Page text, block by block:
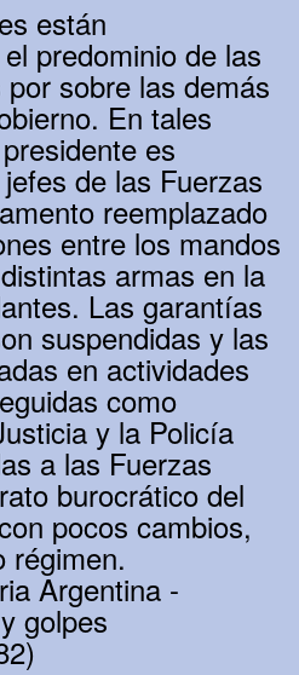
están
predominio de las
sobre las demás
En tales
es
de las Fuerzas
reemplazado
entre los mandos
armas en la
Las garantías
suspendidas y las
en actividades
como
y la Policía
a las Fuerzas
burocrático del
pocos cambios,
régimen.
Argentina -
golpes